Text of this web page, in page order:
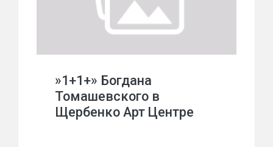
»1+1+» Богдана
Томашевского в
Щербенко Арт Центре